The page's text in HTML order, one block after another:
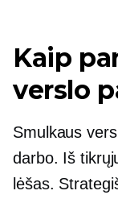
Kaip
verslo
Smulkaus
darbo. Iš
lėšas.